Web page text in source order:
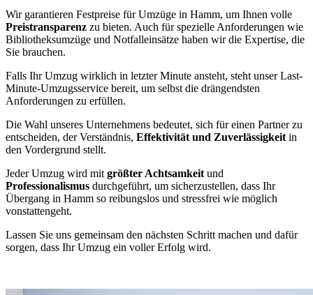
Wir garantieren Festpreise für Umzüge in Hamm, um Ihnen volle
Preistransparenz zu bieten. Auch für spezielle Anforderungen wie
Bibliotheksumzüge und Notfalleinsätze haben wir die Expertise, die
Sie brauchen.
Falls Ihr Umzug wirklich in letzter Minute ansteht, steht unser Last-
Minute-Umzugsservice bereit, um selbst die drängendsten
Anforderungen zu erfüllen.
Die Wahl unseres Unternehmens bedeutet, sich für einen Partner zu
entscheiden, der Verständnis, Effektivität und Zuverlässigkeit in
den Vordergrund stellt.
Jeder Umzug wird mit größter Achtsamkeit und
Professionalismus durchgeführt, um sicherzustellen, dass Ihr
Übergang in Hamm so reibungslos und stressfrei wie möglich
vonstattengeht.
Lassen Sie uns gemeinsam den nächsten Schritt machen und dafür
sorgen, dass Ihr Umzug ein voller Erfolg wird.